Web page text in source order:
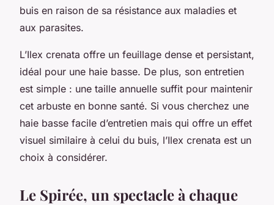
buis en raison de sa résistance aux maladies et
aux parasites.
L’Ilex crenata offre un feuillage dense et persistant,
idéal pour une haie basse. De plus, son entretien
est simple : une taille annuelle suffit pour maintenir
cet arbuste en bonne santé. Si vous cherchez une
haie basse facile d’entretien mais qui offre un effet
visuel similaire à celui du buis, l’Ilex crenata est un
choix à considérer.
Le Spirée, un spectacle à chaque